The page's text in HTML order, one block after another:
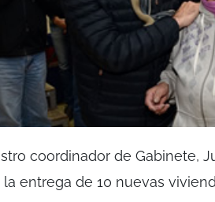
coordinador de Gabinete,
la entrega de 10 nuevas